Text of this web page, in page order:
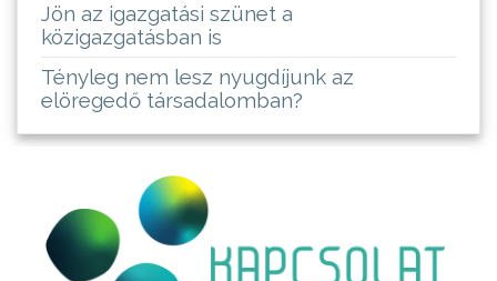
Jön az igazgatási szünet a
közigazgatásban is
Tényleg nem lesz nyugdíjunk az
elöregedő társadalomban?